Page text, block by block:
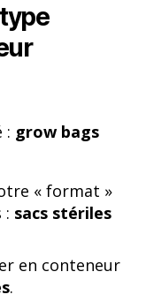
: grow bags
« format »
: sacs stériles
en conteneur
.